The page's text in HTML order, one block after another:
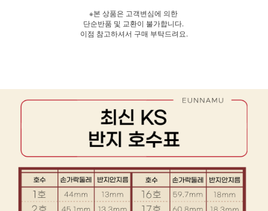
※본 상품은 고객변심에 의한
단순반품 및 교환이 불가합니다.
이점 참고하셔서 구매 부탁드려요.